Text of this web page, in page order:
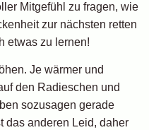
Mitgefühl zu fragen, wie
zur nächsten retten
etwas zu lernen!
Je wärmer und
den Radieschen und
sozusagen gerade
das anderen Leid, daher